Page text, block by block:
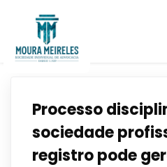
Processo
sociedade
registro pode